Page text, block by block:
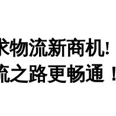
物流新商机!
路更畅通！